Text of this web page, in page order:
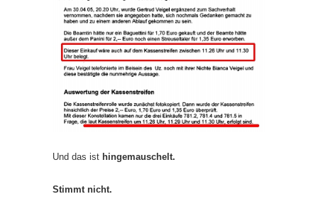
Und das ist hingemauschelt.
Stimmt nicht.